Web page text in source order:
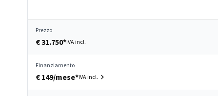
Prezzo
€ 31.750*IVA incl.
Finanziamento
€ 149/mese*IVA incl.